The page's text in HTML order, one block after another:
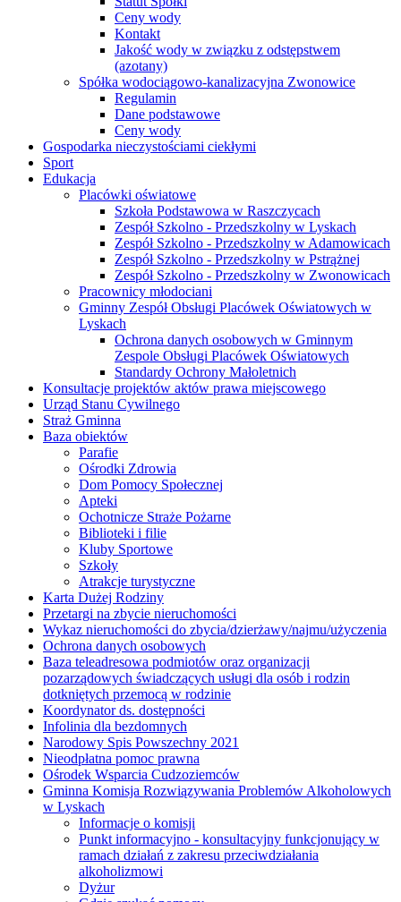
Ceny wody
Kontakt
Jakość wody w związku z odstępstwem
(azotany)
Spółka wodociągowo-kanalizacyjna Zwonowice
Regulamin
Dane podstawowe
Ceny wody
Gospodarka nieczystościami ciekłymi
Sport
Edukacja
Placówki oświatowe
Szkoła Podstawowa w Raszczycach
Zespół Szkolno - Przedszkolny w Lyskach
Zespół Szkolno - Przedszkolny w Adamowicach
Zespół Szkolno - Przedszkolny w Pstrążnej
Zespół Szkolno - Przedszkolny w Zwonowicach
Pracownicy młodociani
Gminny Zespół Obsługi Placówek Oświatowych w
Lyskach
Ochrona danych osobowych w Gminnym
Zespole Obsługi Placówek Oświatowych
Standardy Ochrony Małoletnich
Konsultacje projektów aktów prawa miejscowego
Urząd Stanu Cywilnego
Straż Gminna
Baza obiektów
Parafie
Ośrodki Zdrowia
Dom Pomocy Społecznej
Apteki
Ochotnicze Straże Pożarne
Biblioteki i filie
Kluby Sportowe
Szkoły
Atrakcje turystyczne
Karta Dużej Rodziny
Przetargi na zbycie nieruchomości
Wykaz nieruchomości do zbycia/dzierżawy/najmu/użyczenia
Ochrona danych osobowych
Baza teleadresowa podmiotów oraz organizacji
pozarządowych świadczących usługi dla osób i rodzin
dotkniętych przemocą w rodzinie
Koordynator ds. dostępności
Infolinia dla bezdomnych
Narodowy Spis Powszechny 2021
Nieodpłatna pomoc prawna
Ośrodek Wsparcia Cudzoziemców
Gminna Komisja Rozwiązywania Problemów Alkoholowych
w Lyskach
Informacje o komisji
Punkt informacyjno - konsultacyjny funkcjonujący w
ramach działań z zakresu przeciwdziałania
alkoholizmowi
Dyżur